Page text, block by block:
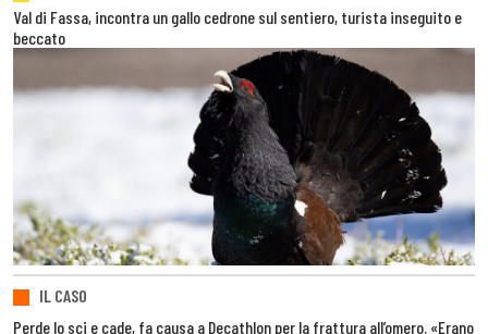
Val di Fassa, incontra un gallo cedrone sul sentiero, turista inseguito e
beccato
IL CASO
Perde lo sci e cade, fa causa a Decathlon per la frattura all’omero. «Erano